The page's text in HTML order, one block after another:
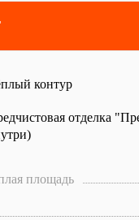
контур
отделка
площадь